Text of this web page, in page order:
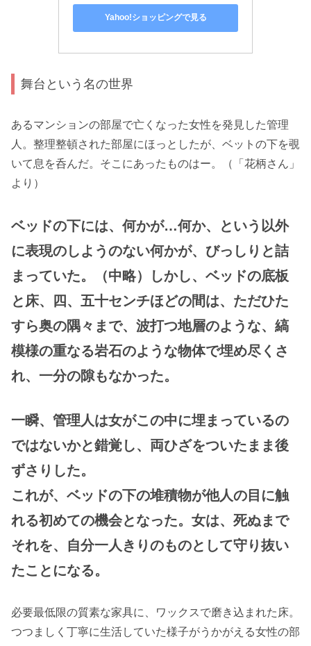
Yahoo!ショッピングで見る
舞台という名の世界
あるマンションの部屋で亡くなった女性を発見した管理
人。整理整頓された部屋にほっとしたが、ベットの下を覗
いて息を呑んだ。そこにあったものはー。（「花柄さん」
より）
ベッドの下には、何かが…何か、という以外
に表現のしようのない何かが、びっしりと詰
まっていた。（中略）しかし、ベッドの底板
と床、四、五十センチほどの間は、ただひた
すら奥の隅々まで、波打つ地層のような、縞
模様の重なる岩石のような物体で埋め尽くさ
れ、一分の隙もなかった。
一瞬、管理人は女がこの中に埋まっているの
ではないかと錯覚し、両ひざをついたまま後
ずさりした。
これが、ベッドの下の堆積物が他人の目に触
れる初めての機会となった。女は、死ぬまで
それを、自分一人きりのものとして守り抜い
たことになる。
必要最低限の質素な家具に、ワックスで磨き込まれた床。
つつましく丁寧に生活していた様子がうかがえる女性の部